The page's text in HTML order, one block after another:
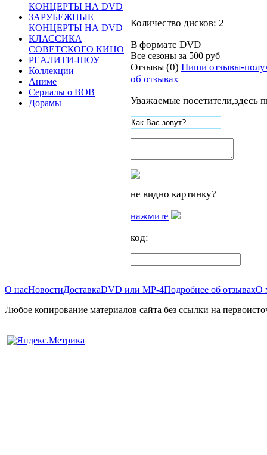
КОНЦЕРТЫ НА DVD
ЗАРУБЕЖНЫЕ
КОНЦЕРТЫ НА DVD
КЛАССИКА
СОВЕТСКОГО КИНО
РЕАЛИТИ-ШОУ
Коллекции
Аниме
Сериалы о ВОВ
Дорамы
Количество дисков: 2
В формате DVD
Все сезоны за 500 руб
Отзывы (0) Пиши отзывы-
об отзывах
Уважаемые посетители,здесь
не видно картинку?
нажмите
код:
О насНовостиДоставкаDVD или MP-4Подробнее об отзывахО
Любое копирование материалов сайта без ссылки на